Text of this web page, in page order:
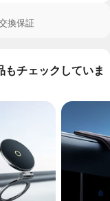
換保証
もチェックしていま